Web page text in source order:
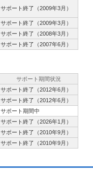
サポート終了（2009年3月）
サポート終了（2009年3月）
サポート終了（2008年3月）
サポート終了（2007年6月）
サポート期間状況
サポート終了（2012年6月）
サポート終了（2012年6月）
サポート期間中
サポート終了（2026年1月）
サポート終了（2010年9月）
サポート終了（2010年9月）